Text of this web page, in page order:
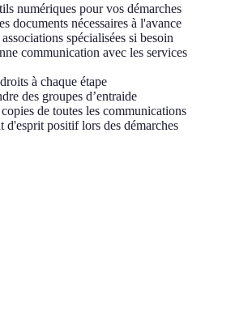
numériques pour vos démarches
documents nécessaires à l'avance
spécialisées si besoin
communication avec les services
à chaque étape
des groupes d’entraide
de toutes les communications
d'esprit positif lors des démarches